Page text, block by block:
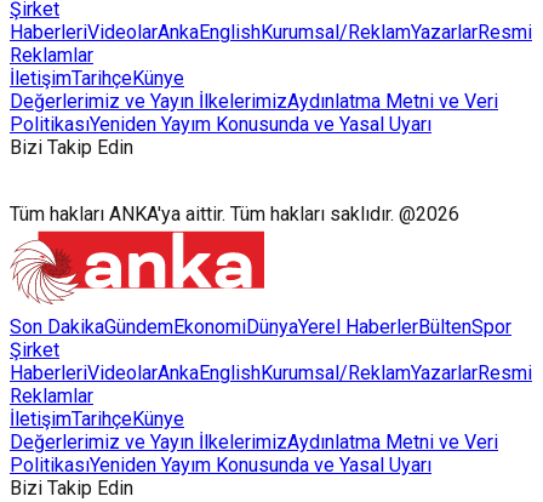
Şirket
HaberleriVideolarAnkaEnglishKurumsal/ReklamYazarlarResmi
Reklamlar
İletişimTarihçeKünye
Değerlerimiz ve Yayın İlkelerimizAydınlatma Metni ve Veri
PolitikasıYeniden Yayım Konusunda ve Yasal Uyarı
Bizi Takip Edin
Tüm hakları ANKA'ya aittir. Tüm hakları saklıdır. @2026
Son DakikaGündemEkonomiDünyaYerel HaberlerBültenSpor
Şirket
HaberleriVideolarAnkaEnglishKurumsal/ReklamYazarlarResmi
Reklamlar
İletişimTarihçeKünye
Değerlerimiz ve Yayın İlkelerimizAydınlatma Metni ve Veri
PolitikasıYeniden Yayım Konusunda ve Yasal Uyarı
Bizi Takip Edin